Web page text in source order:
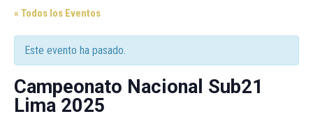
« Todos los Eventos
Este evento ha pasado.
Campeonato Nacional Sub21
Lima 2025